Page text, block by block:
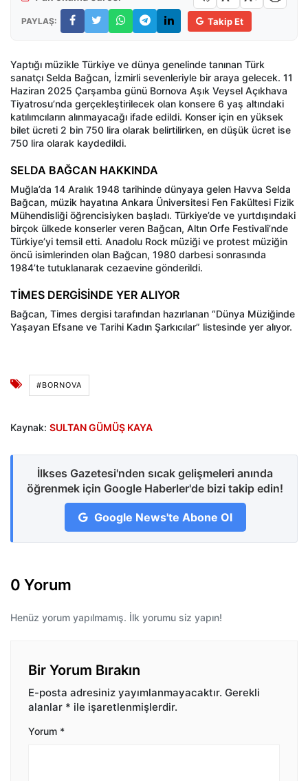
PAYLAŞ: Takip Et
Yaptığı müzikle Türkiye ve dünya genelinde tanınan Türk
sanatçı Selda Bağcan, İzmirli sevenleriyle bir araya gelecek. 11
Haziran 2025 Çarşamba günü Bornova Aşık Veysel Açıkhava
Tiyatrosu’nda gerçekleştirilecek olan konsere 6 yaş altındaki
katılımcıların alınmayacağı ifade edildi. Konser için en yüksek
bilet ücreti 2 bin 750 lira olarak belirtilirken, en düşük ücret ise
750 lira olarak kaydedildi.
SELDA BAĞCAN HAKKINDA
Muğla’da 14 Aralık 1948 tarihinde dünyaya gelen Havva Selda
Bağcan, müzik hayatına Ankara Üniversitesi Fen Fakültesi Fizik
Mühendisliği öğrencisiyken başladı. Türkiye’de ve yurtdışındaki
birçok ülkede konserler veren Bağcan, Altın Orfe Festivali’nde
Türkiye’yi temsil etti. Anadolu Rock müziği ve protest müziğin
öncü isimlerinden olan Bağcan, 1980 darbesi sonrasında
1984’te tutuklanarak cezaevine gönderildi.
TİMES DERGİSİNDE YER ALIYOR
Bağcan, Times dergisi tarafından hazırlanan “Dünya Müziğinde
Yaşayan Efsane ve Tarihi Kadın Şarkıcılar” listesinde yer alıyor.
#BORNOVA
Kaynak: SULTAN GÜMÜŞ KAYA
İlkses Gazetesi'nden sıcak gelişmeleri anında
öğrenmek için Google Haberler'de bizi takip edin!
Google News'te Abone Ol
0 Yorum
Henüz yorum yapılmamış. İlk yorumu siz yapın!
Bir Yorum Bırakın
E-posta adresiniz yayımlanmayacaktır. Gerekli
alanlar * ile işaretlenmişlerdir.
Yorum *